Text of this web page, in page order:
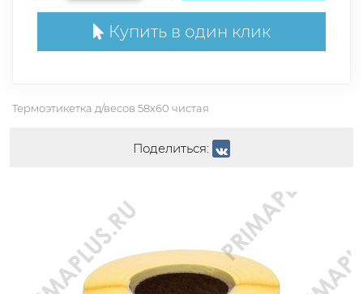
Купить в один клик
Термоэтикетка д/весов 58х60 чистая
Поделиться: